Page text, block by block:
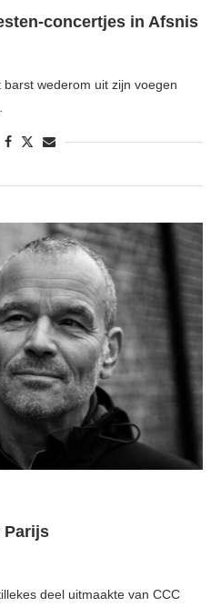
concertjes in Afsnis
wederom uit zijn voegen
Parijs
deel uitmaakte van CCC